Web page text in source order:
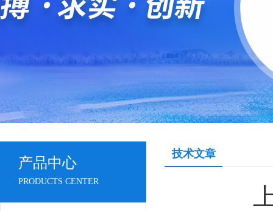
产品中心
PRODUCTS CENTER
技术文章